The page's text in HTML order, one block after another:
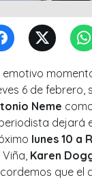
emotivo
6 de febrero,
Neme
dejará
lunes 10 a
Karen
que el